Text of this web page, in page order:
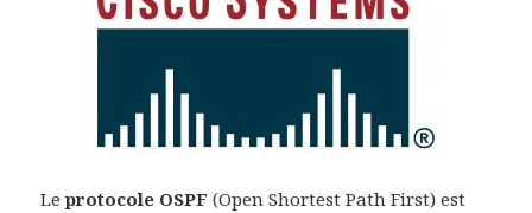
Leprotocole OSPF (Open Shortest Path First) est